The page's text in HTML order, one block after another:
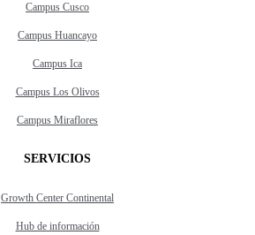
Campus Cusco
Campus Huancayo
Campus Ica
Campus Los Olivos
Campus Miraflores
SERVICIOS
Growth Center Continental
Hub de información